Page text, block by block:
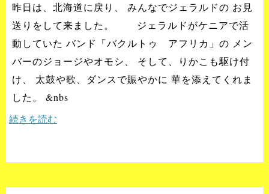
昨日は、北海道に戻り、 みんなでジェラルドの お見
送りをして来ました。 ジェラルドがケニアで活
動していた バンド「バクルトゥ アフリカ」の メン
バーのジョージやオモシ、 そして、りかこも駆け付
け、 太鼓や歌、ダンスで賑やかに 華を添えてくれま
した。 &nbs
続きを読む